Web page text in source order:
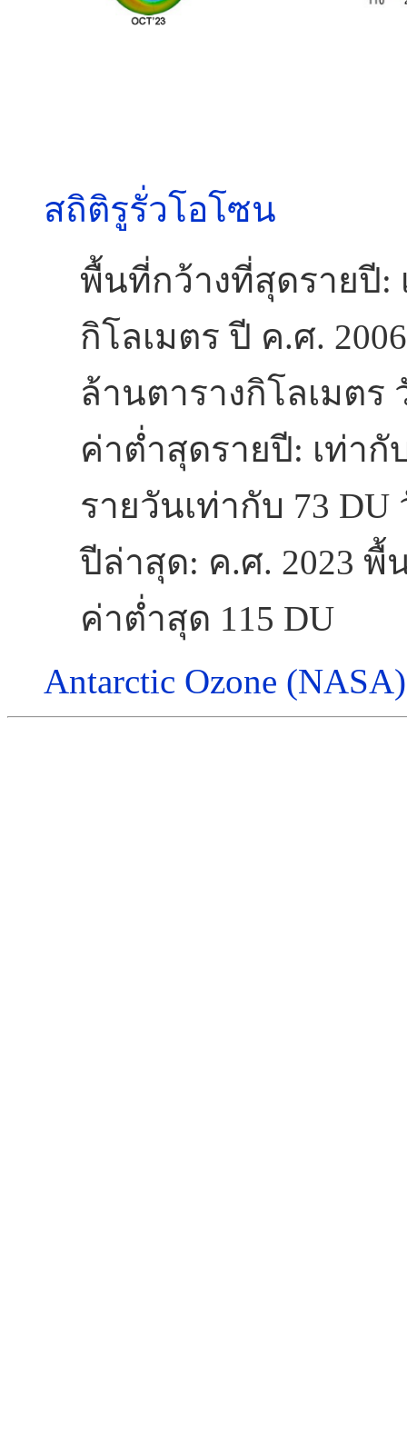
สถิติรูรั่วโอโซน
พื้นที่กว้างที่สุดรายปี:
กิโลเมตร ปี ค.ศ.
ล้านตารางกิโลเมตร
ค่าต่ำสุดรายปี: เท่ากั
รายวันเท่ากับ 73
ปีล่าสุด: ค.ศ. 2023 พื้
ค่าต่ำสุด 115 DU
Antarctic Ozone (NASA)